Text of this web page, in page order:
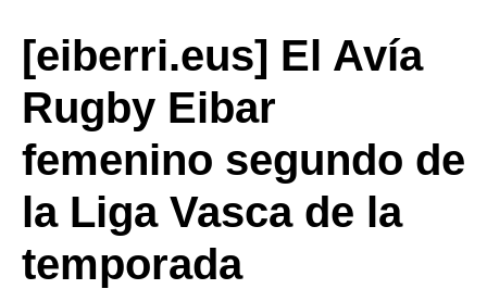
[eiberri.eus] El Avía
Rugby Eibar
femenino segundo de
la Liga Vasca de la
temporada